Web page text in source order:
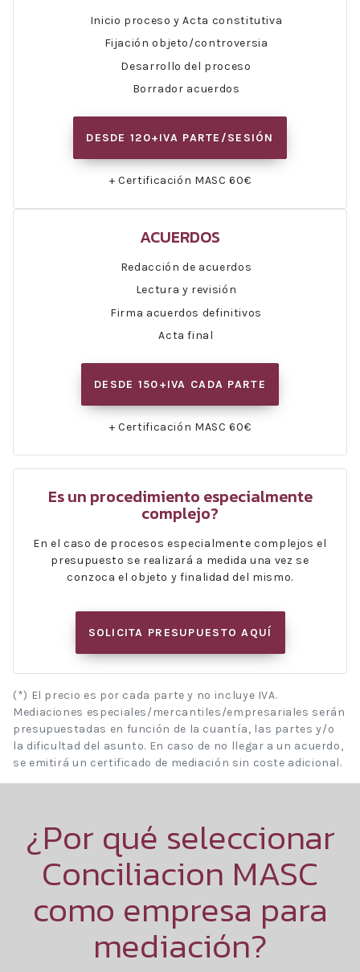
Inicio proceso y Acta constitutiva
Fijación objeto/controversia
Desarrollo del proceso
Borrador acuerdos
DESDE 120+IVA PARTE/SESIÓN
+ Certificación MASC 60€
ACUERDOS
Redacción de acuerdos
Lectura y revisión
Firma acuerdos definitivos
Acta final
DESDE 150+IVA CADA PARTE
+ Certificación MASC 60€
Es un procedimiento especialmente
complejo?
En el caso de procesos especialmente complejos el
presupuesto se realizará a medida una vez se
conzoca el objeto y finalidad del mismo.
SOLICITA PRESUPUESTO AQUÍ
(*) El precio es por cada parte y no incluye IVA.
Mediaciones especiales/mercantiles/empresariales serán
presupuestadas en función de la cuantía, las partes y/o
la dificultad del asunto. En caso de no llegar a un acuerdo,
se emitirá un certificado de mediación sin coste adicional.
¿Por qué seleccionar
Conciliacion MASC
como empresa para
mediación?